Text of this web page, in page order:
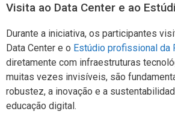
Visita ao Data Center e ao
Durante a iniciativa, os participantes
Data Center e o Estúdio profissional da
diretamente com infraestruturas
muitas vezes invisíveis, são
robustez, a inovação e a
educação digital.